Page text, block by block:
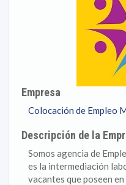
Empresa
Colocación de Empleo
Descripción de la
Somos agencia de
es la intermediación
vacantes que poseen